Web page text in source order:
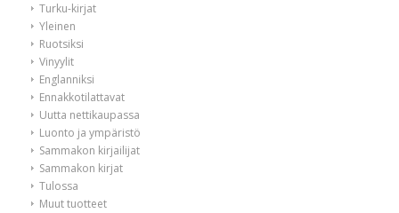
Turku-kirjat
Yleinen
Ruotsiksi
Vinyylit
Englanniksi
Ennakkotilattavat
Uutta nettikaupassa
Luonto ja ympäristö
Sammakon kirjailijat
Sammakon kirjat
Tulossa
Muut tuotteet